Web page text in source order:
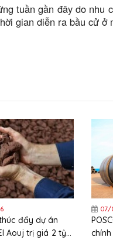
tuần gần đây do
gian diễn ra bầu cử ở
đẩy dự án
Aouj trị giá 2 tỷ